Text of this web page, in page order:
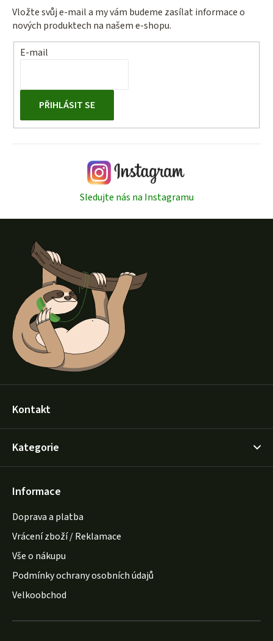
p
i
Vložte svůj e-mail a my vám budeme zasílat informace o
nových produktech na našem e-shopu.
E-mail
PŘIHLÁSIT SE
Sledujte nás na Instagramu
Kontakt
Kategorie
Informace
Doprava a platba
Vrácení zboží / Reklamace
Vše o nákupu
Podmínky ochrany osobních údajů
Velkoobchod